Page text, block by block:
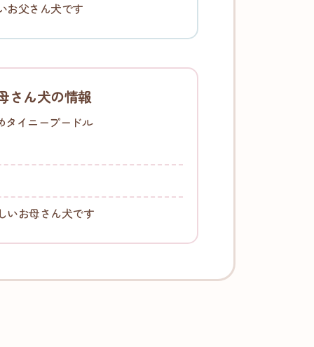
お父さん犬です
さん犬の情報
タイニープードル
いお母さん犬です